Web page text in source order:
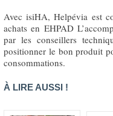
​Avec isiHA, Helpévia est
achats en EHPAD
par les conseillers
positionner le bon produit
consommations.
À LIRE AUSSI !